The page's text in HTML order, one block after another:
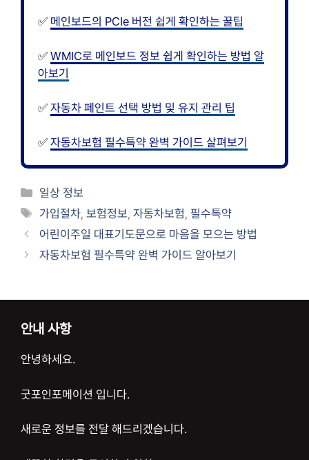
✅ 메인보드의 PCIe 버전 쉽게 확인하는 꿀팁
✅ WMIC로 메인보드 정보 쉽게 확인하는 방법 알
아보기
✅ 자동차 페인트 선택 방법 및 유지 관리 팁
✅ 자동차보험 필수특약 완벽 가이드 살펴보기
카
테
리
일상 정보
태
그
가입절차,보험정보,자동차보험, 필수특약
어린이주일 대표기도문으로 마음을 모으는 방법
자동차보험 필수특약 완벽 가이드 알아보기
안내 사항
안녕하세요.
굿포인포메이션 입니다.
새로운 정보를 전달 해드리겠습니다.